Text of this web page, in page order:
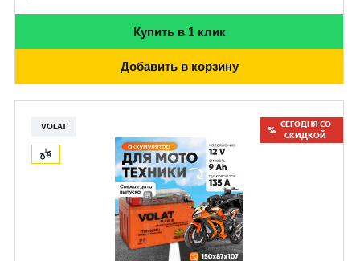
Купить в 1 клик
Добавить в корзину
VOLAT
СЕГОДНЯ СО
СКИДКОЙ